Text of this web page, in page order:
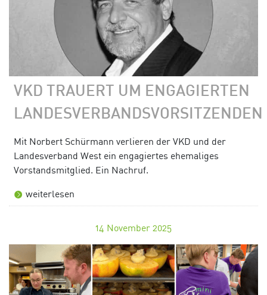
VKD TRAUERT UM ENGAGIERTEN
LANDESVERBANDSVORSITZENDEN
Mit Norbert Schürmann verlieren der VKD und der
Landesverband West ein engagiertes ehemaliges
Vorstandsmitglied. Ein Nachruf.
weiterlesen
14 November 2025